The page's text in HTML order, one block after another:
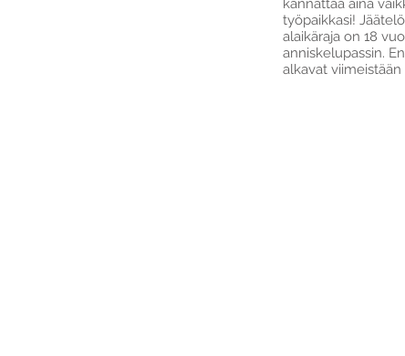
kannattaa aina
työpaikkasi!
alaikäraja on 18
anniskelupassin.
alkavat